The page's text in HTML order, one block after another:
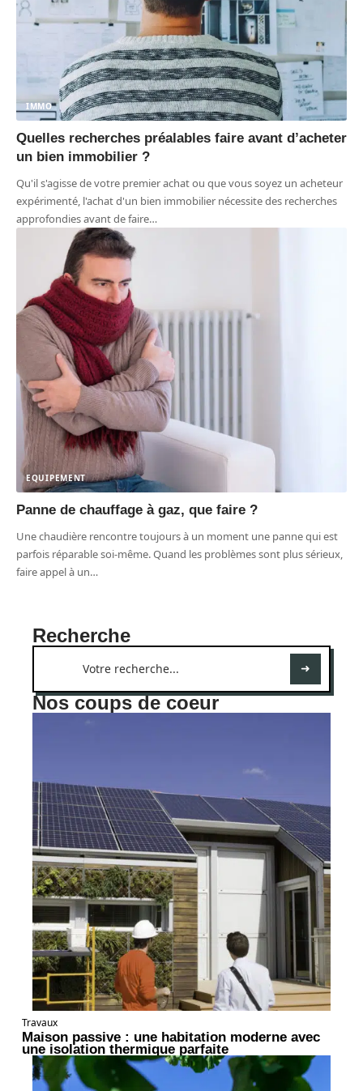
IMMO
Quelles recherches préalables faire avant d’acheter
un bien immobilier ?
Qu'il s'agisse de votre premier achat ou que vous soyez un acheteur
expérimenté, l'achat d'un bien immobilier nécessite des recherches
approfondies avant de faire…
EQUIPEMENT
Panne de chauffage à gaz, que faire ?
Une chaudière rencontre toujours à un moment une panne qui est
parfois réparable soi-même. Quand les problèmes sont plus sérieux,
faire appel à un…
Recherche
Nos coups de coeur
Travaux
Maison passive : une habitation moderne avec
une isolation thermique parfaite